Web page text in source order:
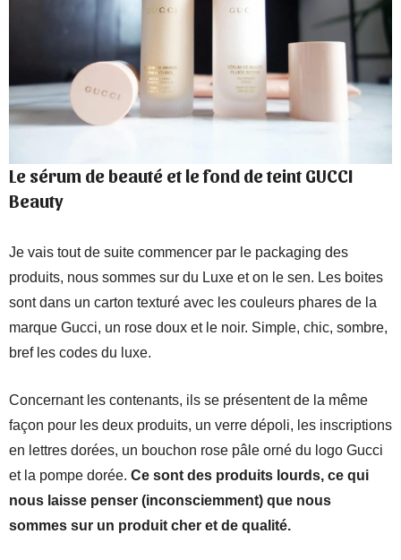
Le sérum de beauté et le fond de teint GUCCI
Beauty
Je vais tout de suite commencer par le packaging des
produits, nous sommes sur du Luxe et on le sen. Les boites
sont dans un carton texturé avec les couleurs phares de la
marque Gucci, un rose doux et le noir. Simple, chic, sombre,
bref les codes du luxe.
Concernant les contenants, ils se présentent de la même
façon pour les deux produits, un verre dépoli, les inscriptions
en lettres dorées, un bouchon rose pâle orné du logo Gucci
et la pompe dorée. Ce sont des produits lourds, ce qui
nous laisse penser (inconsciemment) que nous
sommes sur un produit cher et de qualité.